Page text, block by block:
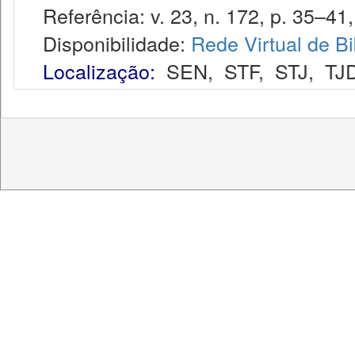
Referência: v. 23, n. 172, p.
Disponibilidade: Rede Virtual de
Localização: SEN, STF, STJ,